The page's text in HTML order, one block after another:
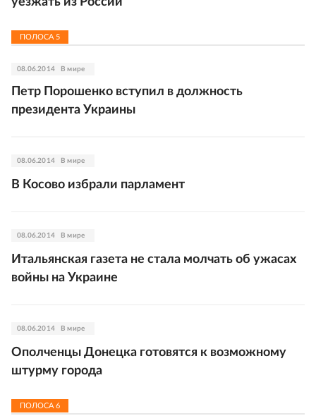
ПОЛОСА 5
08.06.2014 В мире
Петр Порошенко вступил в должность
президента Украины
08.06.2014 В мире
В Косово избрали парламент
08.06.2014 В мире
Итальянская газета не стала молчать об ужасах
войны на Украине
08.06.2014 В мире
Ополченцы Донецка готовятся к возможному
штурму города
ПОЛОСА 6